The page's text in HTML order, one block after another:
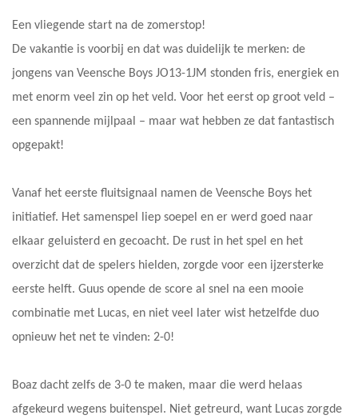
Een vliegende start na de zomerstop!
De vakantie is voorbij en dat was duidelijk te merken: de
jongens van Veensche Boys JO13-1JM stonden fris, energiek en
met enorm veel zin op het veld. Voor het eerst op groot veld –
een spannende mijlpaal – maar wat hebben ze dat fantastisch
opgepakt!
Vanaf het eerste fluitsignaal namen de Veensche Boys het
initiatief. Het samenspel liep soepel en er werd goed naar
elkaar geluisterd en gecoacht. De rust in het spel en het
overzicht dat de spelers hielden, zorgde voor een ijzersterke
eerste helft. Guus opende de score al snel na een mooie
combinatie met Lucas, en niet veel later wist hetzelfde duo
opnieuw het net te vinden: 2-0!
Boaz dacht zelfs de 3-0 te maken, maar die werd helaas
afgekeurd wegens buitenspel. Niet getreurd, want Lucas zorgde